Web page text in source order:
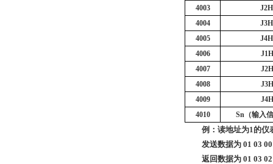
4003
4004
4005
4006
4007
4008
4009
4010
Sn（输入
例：读地址为1的仪
发送数据为 01 03
返回数据为 01 03